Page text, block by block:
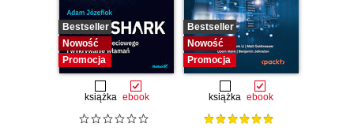
Bestseller
Nowość
Promocja
książka ebook
Bestseller
Nowość
Promocja
książka ebook